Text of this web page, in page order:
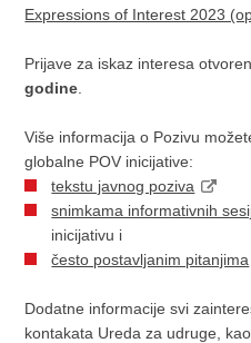
Expressions of Interest 2023
Prijave za iskaz interesa
godine
Više informacija o Pozivu
globalne POV inicijative:
tekstu javnog poziva
snimkama informativnih
inicijativu i
često postavljanim pitanjima
Dodatne informacije svi
kontakata Ureda za udruge,